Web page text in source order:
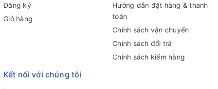
Đăng ký
Giỏ hàng
Hướng dẫn đặt hàng & thanh
toán
Chính sách vận chuyển
Chính sách đổi trả
Chính sách kiểm hàng
Kết nối với chúng tôi